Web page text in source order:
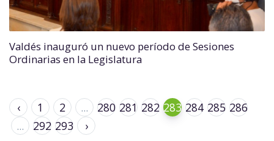
Valdés inauguró un nuevo período de Sesiones
Ordinarias en la Legislatura
‹ 1 2 ... 280 281 282 283 284 285 286
...
292 293 ›